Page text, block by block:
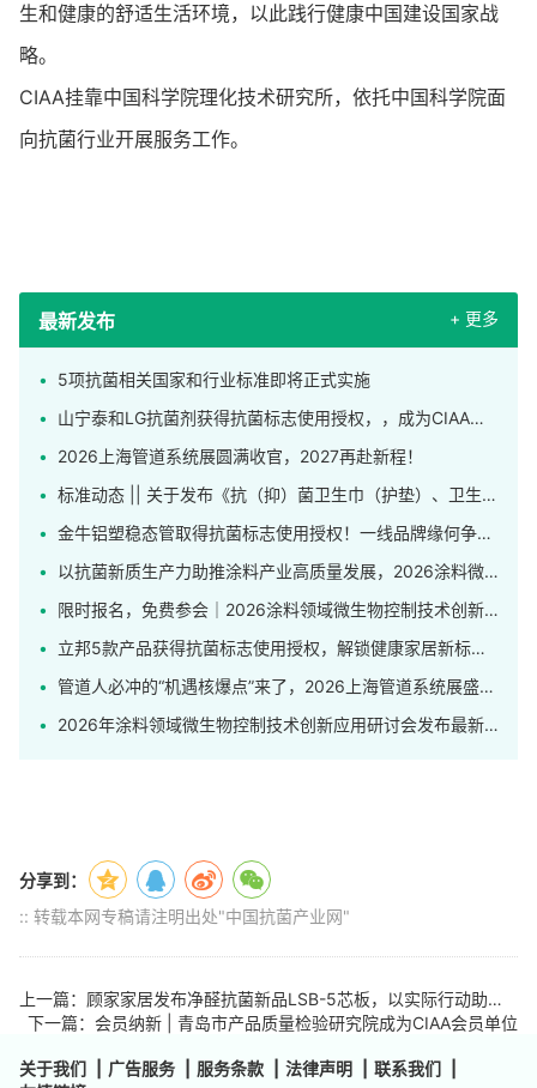
生和健康的舒适生活环境，以此践行健康中国建设国家战
略。
CIAA挂靠中国科学院理化技术研究所，依托中国科学院面
向抗菌行业开展服务工作。
最新发布 + 更多
5项抗菌相关国家和行业标准即将正式实施
山宁泰和LG抗菌剂获得抗菌标志使用授权，，成为CIAA合格抗菌材料供应商
2026上海管道系统展圆满收官，2027再赴新程！
标准动态 || 关于发布《抗（抑）菌卫生巾（护垫）、卫生裤》团体标准的公告
金牛铝塑稳态管取得抗菌标志使用授权！一线品牌缘何争相申领这枚标识？
以抗菌新质生产力助推涂料产业高质量发展，2026涂料微生物控制技术创新应用研讨会在上海举行
限时报名，免费参会｜2026涂料领域微生物控制技术创新应用研讨会发布完整日程！
立邦5款产品获得抗菌标志使用授权，解锁健康家居新标杆！
管道人必冲的“机遇核爆点”来了，2026上海管道系统展盛大开幕！
2026年涂料领域微生物控制技术创新应用研讨会发布最新日程
分享到：
:: 转载本网专稿请注明出处"中国抗菌产业网"
上一篇：顾家家居发布净醛抗菌新品LSB-5芯板，以实际行动助力中国家居消费焕新
下一篇：会员纳新 | 青岛市产品质量检验研究院成为CIAA会员单位
关于我们 广告服务 服务条款 法律声明 联系我们